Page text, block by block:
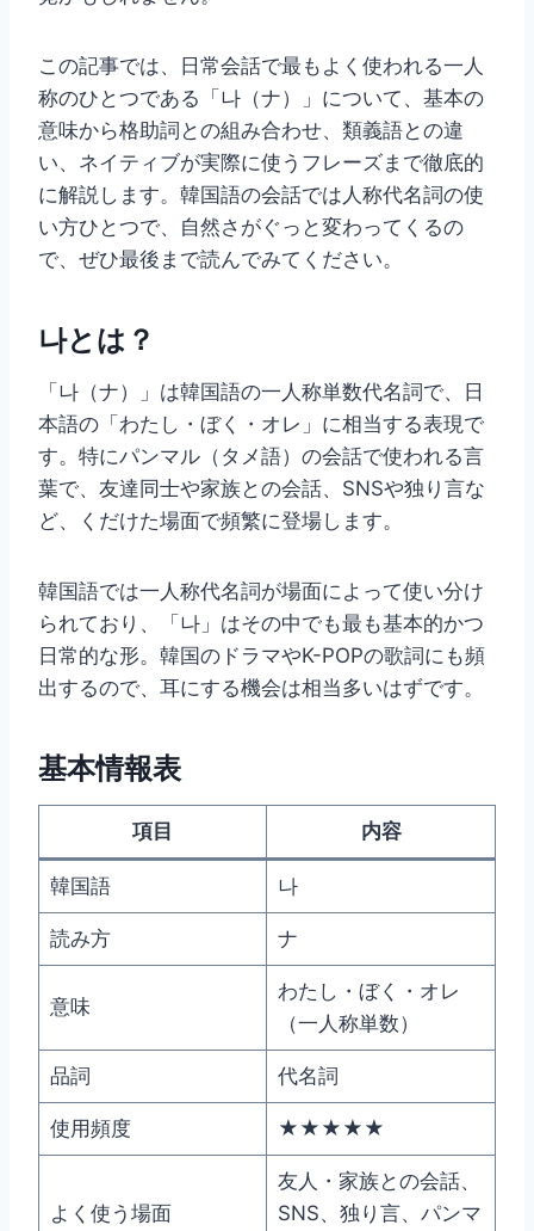
この記事では、日常会話で最もよく使われる一人
称のひとつである「나（ナ）」について、基本の
意味から格助詞との組み合わせ、類義語との違
い、ネイティブが実際に使うフレーズまで徹底的
に解説します。韓国語の会話では人称代名詞の使
い方ひとつで、自然さがぐっと変わってくるの
で、ぜひ最後まで読んでみてください。
나とは？
「나（ナ）」は韓国語の一人称単数代名詞で、日
本語の「わたし・ぼく・オレ」に相当する表現で
す。特にパンマル（タメ語）の会話で使われる言
葉で、友達同士や家族との会話、SNSや独り言な
ど、くだけた場面で頻繁に登場します。
韓国語では一人称代名詞が場面によって使い分け
られており、「나」はその中でも最も基本的かつ
日常的な形。韓国のドラマやK-POPの歌詞にも頻
出するので、耳にする機会は相当多いはずです。
基本情報表
項目 内容
韓国語 나
読み方 ナ
意味
わたし・ぼく・オレ
（一人称単数）
品詞 代名詞
使用頻度 ★★★★★
よく使う場面
友人・家族との会話、
SNS、独り言、パンマ